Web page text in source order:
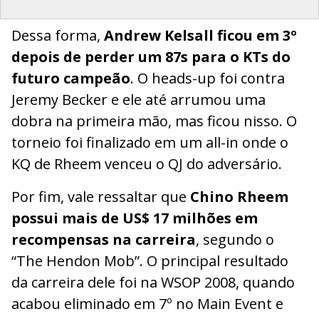
Dessa forma, Andrew Kelsall ficou em 3º
depois de perder um 87s para o KTs do
futuro campeão. O heads-up foi contra
Jeremy Becker e ele até arrumou uma
dobra na primeira mão, mas ficou nisso. O
torneio foi finalizado em um all-in onde o
KQ de Rheem venceu o QJ do adversário.
Por fim, vale ressaltar que Chino Rheem
possui mais de US$ 17 milhões em
recompensas na carreira, segundo o
“The Hendon Mob”. O principal resultado
da carreira dele foi na WSOP 2008, quando
acabou eliminado em 7º no Main Event e